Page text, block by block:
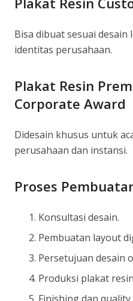
Bisa dibuat sesuai
identitas perusahaan.
Plakat Resin
Corporate Award
Didesain khusus untuk
perusahaan dan instansi.
Proses
Konsultasi desain.
Pembuatan layout
Persetujuan desain
Produksi plakat